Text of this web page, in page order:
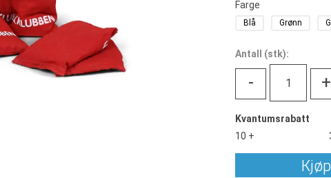
Farge
Blå Grønn
Antall (stk):
- +
Kvantumsrabatt
10 +
Kjøp